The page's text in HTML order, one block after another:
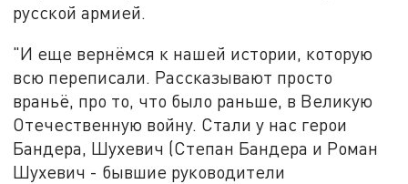
русской армией.
"И еще вернёмся к нашей истории, которую
всю переписали. Рассказывают просто
враньё, про то, что было раньше, в Великую
Отечественную войну. Стали у нас герои
Бандера, Шухевич (Степан Бандера и Роман
Шухевич - бывшие руководители